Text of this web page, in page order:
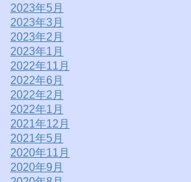
2023年5月
2023年3月
2023年2月
2023年1月
2022年11月
2022年6月
2022年2月
2022年1月
2021年12月
2021年5月
2020年11月
2020年9月